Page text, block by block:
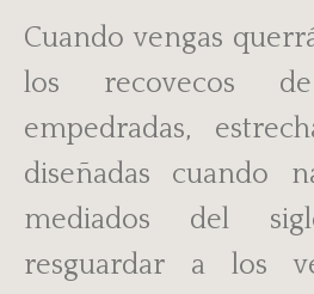
Cuando vengas
los recovecos
empedradas,
diseñadas cuando
mediados del
resguardar a los